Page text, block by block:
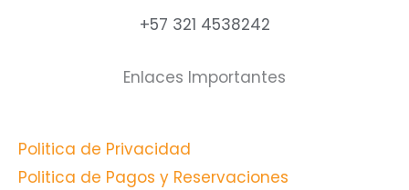
+57 321 4538242
Enlaces Importantes
Politica de Privacidad
Politica de Pagos y Reservaciones